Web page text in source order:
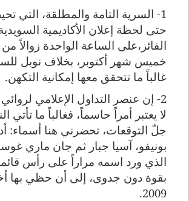
1- السرية التامة والمطلقة، التي
حتى لحظة إعلان الأكاديمية
الفائز،على الساعة الواحدة زوالاً من
خميس شهر أكتوبر، بخلاف نوبل
غالباً ما تتحقق معها إمكانية التكهن.
2- إن عنصر التداول الإعلامي
لا يعتبر أمراً حاسماً، فغالباً ما تأتي
جلّ التوقعات، تحضرني هنا أسماء:
بونيفو، آسيا جبار ثم جان ماري
الذي ورد اسمه مراراً على رأس
بقوة دون جدوى، إلى أن حظي بها
2009.